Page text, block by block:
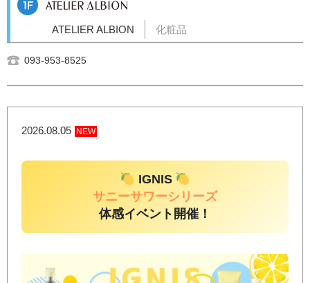
ATELIER ALBION 化粧品
093-953-8525
2026.08.05 NEW
IGNIS
サニーサワーシリーズ
体感イベント開催！